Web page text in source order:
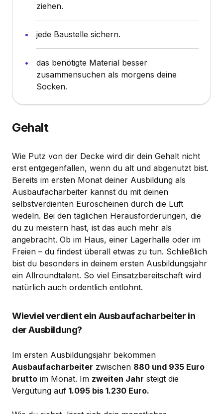
ziehen.
jede Baustelle sichern.
das benötigte Material besser
zusammensuchen als morgens deine
Socken.
Gehalt
Wie Putz von der Decke wird dir dein Gehalt nicht
erst entgegenfallen, wenn du alt und abgenutzt bist.
Bereits im ersten Monat deiner Ausbildung als
Ausbaufacharbeiter kannst du mit deinen
selbstverdienten Euroscheinen durch die Luft
wedeln. Bei den täglichen Herausforderungen, die
du zu meistern hast, ist das auch mehr als
angebracht. Ob im Haus, einer Lagerhalle oder im
Freien – du findest überall etwas zu tun. Schließlich
bist du besonders in deinem ersten Ausbildungsjahr
ein Allroundtalent. So viel Einsatzbereitschaft wird
natürlich auch ordentlich entlohnt.
Wieviel verdient ein Ausbaufacharbeiter in
der Ausbildung?
Im ersten Ausbildungsjahr bekommen
Ausbaufacharbeiter zwischen 880 und 935 Euro
brutto im Monat. Im zweiten Jahr steigt die
Vergütung auf 1.095 bis 1.230 Euro.